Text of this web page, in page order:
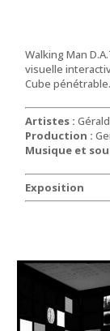
Walking Man
visuelle
Cube
Artistes :
Production :
Musique et
Exposition